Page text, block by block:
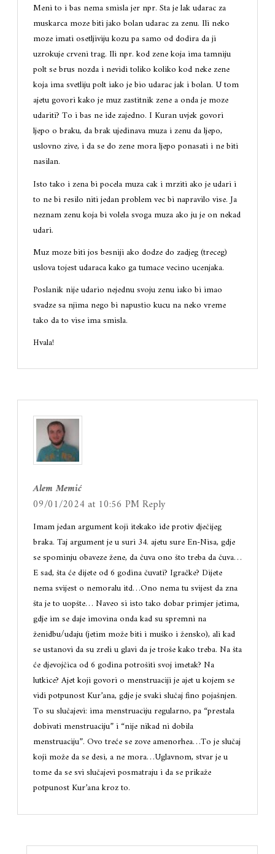
Meni to i bas nema smisla jer npr. Sta je lak udarac za
muskarca moze biti jako bolan udarac za zenu. Ili neko
moze imati osetljiviju kozu pa samo od dodira da ji
uzrokuje crveni trag. Ili npr. kod zene koja ima tamniju
polt se brus nozda i nevidi toliko koliko kod neke zene
koja ima svetliju polt iako je bio udarac jak i bolan. U tom
ajetu govori kako je muz zastitnik zene a onda je moze
udariti? To i bas ne ide zajedno. I Kuran uvjek govori
ljepo o braku, da brak ujedinava muza i zenu da ljepo,
uslovno zive, i da se do zene mora ljepo ponasati i ne biti
nasilan.
Isto tako i zena bi pocela muza cak i mrziti ako je udari i
to ne bi resilo niti jedan problem vec bi napravilo vise. Ja
neznam zenu koja bi volela svoga muza ako ju je on nekad
udari.
Muz moze biti jos besniji ako dodze do zadjeg (treceg)
uslova tojest udaraca kako ga tumace vecino ucenjaka.
Poslanik nije udario nejednu svoju zenu iako bi imao
svadze sa njima nego bi napustio kucu na neko vreme
tako da to vise ima smisla.
Hvala!
Alem Memić
09/01/2024 at 10:56 PMReply
Imam jedan argument koji itekako ide protiv dječijeg
braka. Taj argument je u suri 34. ajetu sure En-Nisa, gdje
se spominju obaveze žene, da čuva ono što treba da čuva…
E sad, šta će dijete od 6 godina čuvati? Igračke? Dijete
nema svijest o nemoralu itd…Ono nema tu svijest da zna
šta je to uopšte… Naveo si isto tako dobar primjer jetima,
gdje im se daje imovina onda kad su spremni na
ženidbu/udaju (jetim može biti i muško i žensko), ali kad
se ustanovi da su zreli u glavi da je troše kako treba. Na šta
će djevojčica od 6 godina potrošiti svoj imetak? Na
lutkice? Ajet koji govori o menstruaciji je ajet u kojem se
vidi potpunost Kur’ana, gdje je svaki slučaj fino pojašnjen.
To su slučajevi: ima menstruaciju regularno, pa “prestala
dobivati menstruaciju” i “nije nikad ni dobila
menstruaciju”. Ovo treće se zove amenorhea…To je slučaj
koji može da se desi, a ne mora…Uglavnom, stvar je u
tome da se svi slučajevi posmatraju i da se prikaže
potpunost Kur’ana kroz to.